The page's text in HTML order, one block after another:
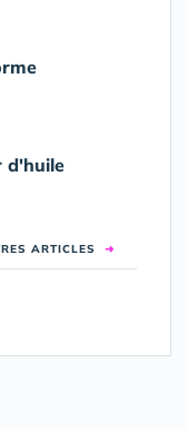
d'huile
ARTICLES ➜